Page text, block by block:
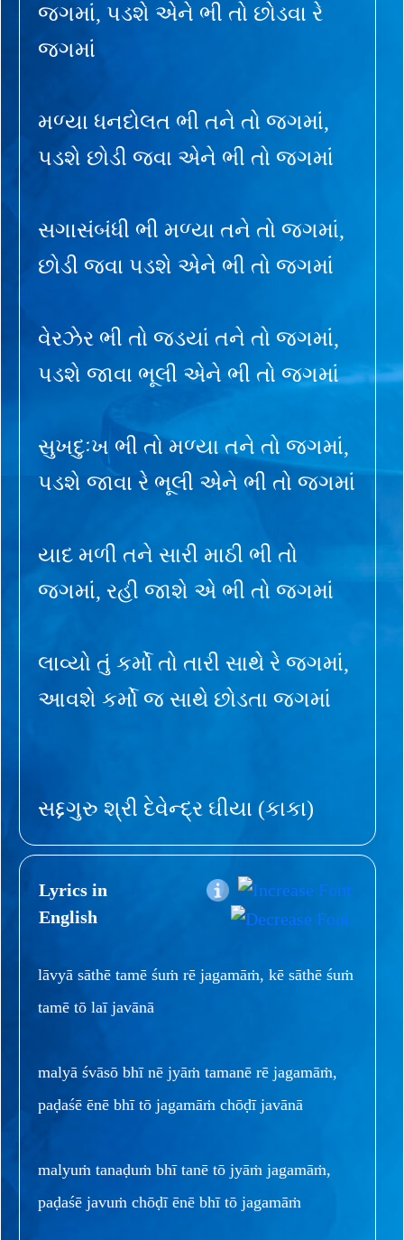
જગમાં, પડશે એને ભી તો છોડવા રે
જગમાં
મળ્યા ધનદોલત ભી તને તો જગમાં,
પડશે છોડી જવા એને ભી તો જગમાં
સગાસંબંધી ભી મળ્યા તને તો જગમાં,
છોડી જવા પડશે એને ભી તો જગમાં
વેરઝેર ભી તો જડયાં તને તો જગમાં,
પડશે જાવા ભૂલી એને ભી તો જગમાં
સુખદુઃખ ભી તો મળ્યા તને તો જગમાં,
પડશે જાવા રે ભૂલી એને ભી તો જગમાં
યાદ મળી તને સારી માઠી ભી તો
જગમાં, રહી જાશે એ ભી તો જગમાં
લાવ્યો તું કર્મો તો તારી સાથે રે જગમાં,
આવશે કર્મો જ સાથે છોડતા જગમાં
સદ્દગુરુ શ્રી દેવેન્દ્ર ઘીયા (કાકા)
Lyrics in
English
lāvyā sāthē tamē śuṁ rē jagamāṁ, kē sāthē śuṁ
tamē tō laī javānā
malyā śvāsō bhī nē jyāṁ tamanē rē jagamāṁ,
paḍaśē ēnē bhī tō jagamāṁ chōḍī javānā
malyuṁ tanaḍuṁ bhī tanē tō jyāṁ jagamāṁ,
paḍaśē javuṁ chōḍī ēnē bhī tō jagamāṁ